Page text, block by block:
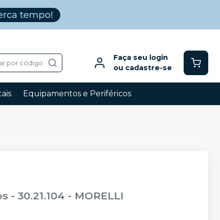
por código
Faça seu login
ou cadastre-se
Equipamentos e Periféricos
- 30.21.104 - MORELLI